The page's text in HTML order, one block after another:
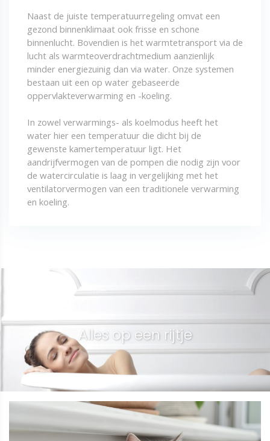
Naast de juiste temperatuurregeling omvat een
gezond binnenklimaat ook frisse en schone
binnenlucht. Bovendien is het warmtetransport via de
lucht als warmteoverdrachtmedium aanzienlijk
minder energiezuinig dan via water. Onze systemen
bestaan uit een op water gebaseerde
oppervlakteverwarming en -koeling.
In zowel verwarmings- als koelmodus heeft het
water hier een temperatuur die dicht bij de
gewenste kamertemperatuur ligt. Het
aandrijfvermogen van de pompen die nodig zijn voor
de watercirculatie is laag in vergelijking met het
ventilatorvermogen van een traditionele verwarming
en koeling.
Alles op een rijtje